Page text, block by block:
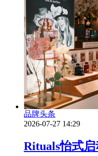
品牌头条
2026-07-27 14:29
Rituals怡式